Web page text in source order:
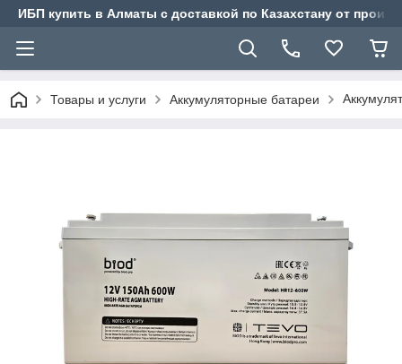
ИБП купить в Алматы с доставкой по Казахстану от
Товары и услуги Аккумуляторные батареи